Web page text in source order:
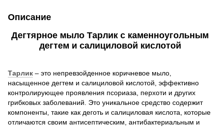
Описание
Дегтярное мыло Тарлик с каменноугольным
дегтем и салициловой кислотой
Тарлик – это непревзойденное коричневое мыло,
насыщенное дегтем и салициловой кислотой, эффективно
контролирующее проявления псориаза, перхоти и других
грибковых заболеваний. Это уникальное средство содержит
компоненты, такие как деготь и салициловая кислота, которые
отличаются своим антисептическим, антибактериальным и